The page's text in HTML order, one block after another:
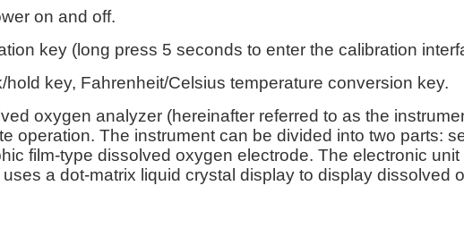
on and off.
key (long press 5 seconds to enter the calibration
hold key, Fahrenheit/Celsius temperature conversion key.
oxygen analyzer (hereinafter referred to as the
operation. The instrument can be divided into two parts:
film-type dissolved oxygen electrode. The electronic
a dot-matrix liquid crystal display to display dissolved